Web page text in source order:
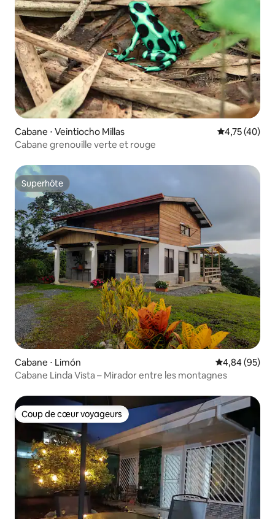
Cabane ⋅ Veintiocho Millas Évaluation
4,75 (40)
Cabane grenouille verte et rouge
Superhôte
Superhôte
Cabane ⋅ Limón Évaluation
4,84 (95)
Cabane Linda Vista – Mirador entre les montagnes
Coup de cœur voyageurs
Coup de cœur voyageurs